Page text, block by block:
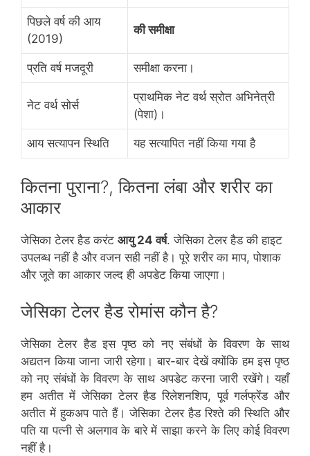
पिछले वर्ष की आय
(2019)
की समीक्षा
प्रति वर्ष मजदूरी समीक्षा करना।
नेट वर्थ सोर्स
प्राथमिक नेट वर्थ स्रोत अभिनेत्री
(पेशा)।
आय सत्यापन स्थिति यह सत्यापित नहीं किया गया है
कितना पुराना?, कितना लंबा और शरीर का
आकार
जेसिका टेलर हैड करंट आयु 24 वर्ष. जेसिका टेलर हैड की हाइट
उपलब्ध नहीं है और वजन सही नहीं है। पूरे शरीर का माप, पोशाक
और जूते का आकार जल्द ही अपडेट किया जाएगा।
जेसिका टेलर हैड रोमांस कौन है?
जेसिका टेलर हैड इस पृष्ठ को नए संबंधों के विवरण के साथ
अद्यतन किया जाना जारी रहेगा। बार-बार देखें क्योंकि हम इस पृष्ठ
को नए संबंधों के विवरण के साथ अपडेट करना जारी रखेंगे। यहाँ
हम अतीत में जेसिका टेलर हैड रिलेशनशिप, पूर्व गर्लफ्रेंड और
अतीत में हुकअप पाते हैं। जेसिका टेलर हैड रिश्ते की स्थिति और
पति या पत्नी से अलगाव के बारे में साझा करने के लिए कोई विवरण
नहीं है।